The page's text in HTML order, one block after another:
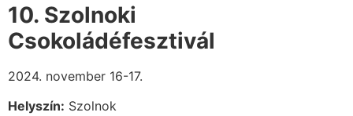
10. Szolnoki
Csokoládéfesztivál
2024. november 16-17.
Helyszín: Szolnok